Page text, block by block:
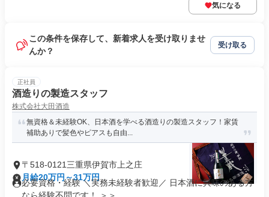
気になる
この条件を保存して、新着求人を受け取りませ
んか？
受け取る
正社員
酒造りの製造スタッフ
株式会社大田酒造
無資格＆未経験OK、日本酒を学べる酒造りの製造スタッフ！家賃
補助ありで髪色やピアスも自由...
〒518-0121三重県伊賀市上之庄
月給20万円～31万円
必要資格・経験 ＼実務未経験者歓迎／ 日本酒に興味のある方